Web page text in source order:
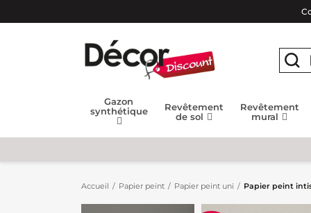
Gazon
synthétique
Revêtement
de sol
Revêtement
mural
Accueil Papier peint Papier peint uni Papier peint